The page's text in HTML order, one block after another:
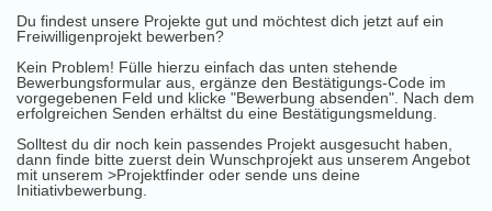
Du findest unsere Projekte gut und möchtest dich jetzt auf ein
Freiwilligenprojekt bewerben?
Kein Problem! Fülle hierzu einfach das unten stehende
Bewerbungsformular aus, ergänze den Bestätigungs-Code im
vorgegebenen Feld und klicke "Bewerbung absenden". Nach dem
erfolgreichen Senden erhältst du eine Bestätigungsmeldung.
Solltest du dir noch kein passendes Projekt ausgesucht haben,
dann finde bitte zuerst dein Wunschprojekt aus unserem Angebot
mit unserem >Projektfinder oder sende uns deine
Initiativbewerbung